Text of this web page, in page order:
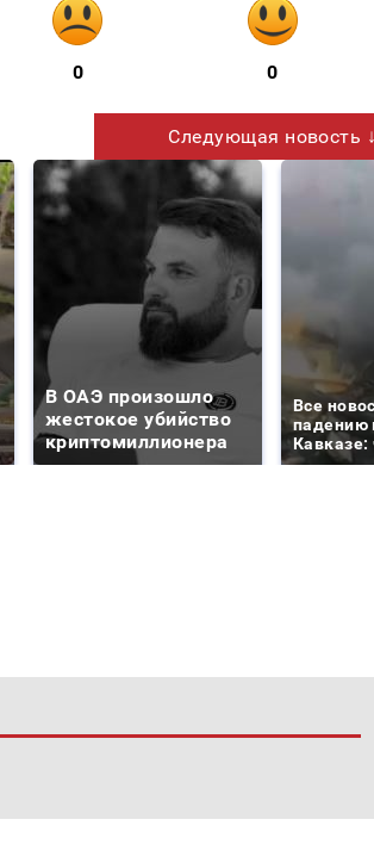
0 0
Следующая новость ↓
В ОАЭ произошло
жестокое убийство
криптомиллионера
Все
падению
Кавказе: